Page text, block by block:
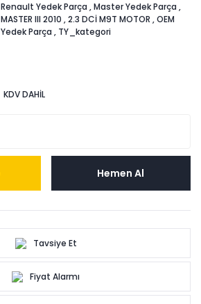
Renault Yedek Parça ,Master Yedek Parça ,
MASTER III 2010 ,2.3 DCİ M9T MOTOR ,OEM
Yedek Parça , TY_kategori
KDV DAHİL
Hemen Al
Tavsiye Et
Fiyat Alarmı